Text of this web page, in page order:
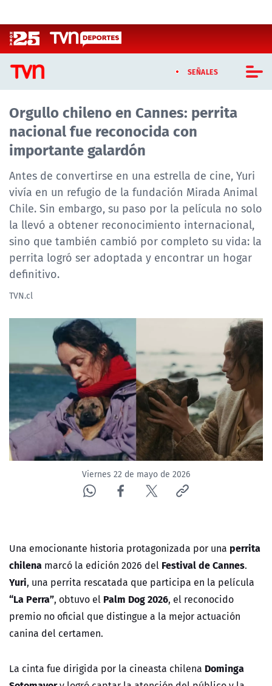
SEÑALES
CASTING MASTERCHEF CHILE
CASTING TVN VERTICAL
TVN VERTICAL
TVN PLAY
PROGRAMAS
TELESERIES
ACTUALIDAD Y TENDENCIAS
CORPORATIVO Y TRANSPARENCIA
CANAL DE DENUNCIAS
ÁREA DE PROYECTOS
Orgullo chileno en Cannes: perrita
nacional fue reconocida con
importante galardón
Antes de convertirse en una estrella de cine, Yuri
vivía en un refugio de la fundación Mirada Animal
Chile. Sin embargo, su paso por la película no solo
la llevó a obtener reconocimiento internacional,
sino que también cambió por completo su vida: la
perrita logró ser adoptada y encontrar un hogar
definitivo.
TVN.cl
Viernes 22 de mayo de 2026
Una emocionante historia protagonizada por una perrita
chilena marcó la edición 2026 del Festival de Cannes.
Yuri, una perrita rescatada que participa en la película
“La Perra”, obtuvo el Palm Dog 2026, el reconocido
premio no oficial que distingue a la mejor actuación
canina del certamen.
La cinta fue dirigida por la cineasta chilena Dominga